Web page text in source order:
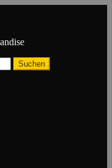
Suchen